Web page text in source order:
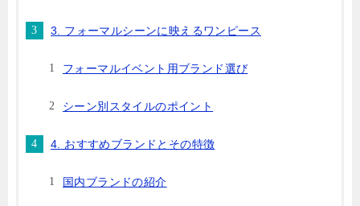
3. フォーマルシーンに映えるワンピース
フォーマルイベント用ブランド選び
シーン別スタイルのポイント
4. おすすめブランドとその特徴
国内ブランドの紹介